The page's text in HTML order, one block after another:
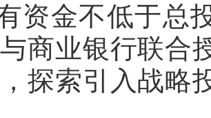
资金不低于总
商业银行联合
探索引入战略